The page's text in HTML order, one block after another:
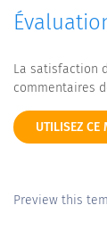
La satisfaction
commentaires
UTILISEZ CE
Preview this